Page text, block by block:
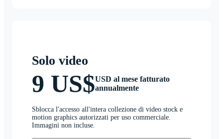
Solo video
9 US$USD al mese fatturato
annualmente
Sblocca l'accesso all'intera collezione di video stock e
motion graphics autorizzati per uso commerciale.
Immagini non incluse.